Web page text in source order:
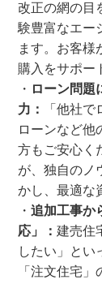
改正の網の目
験豊富なエー
ます。お客様
購入をサポー
ローン問題
力：
「他社
ローンなど他
方もご安心く
が、独自のノ
かし、最適な
追加工事か
応」：建売住
したい」とい
「注文住宅